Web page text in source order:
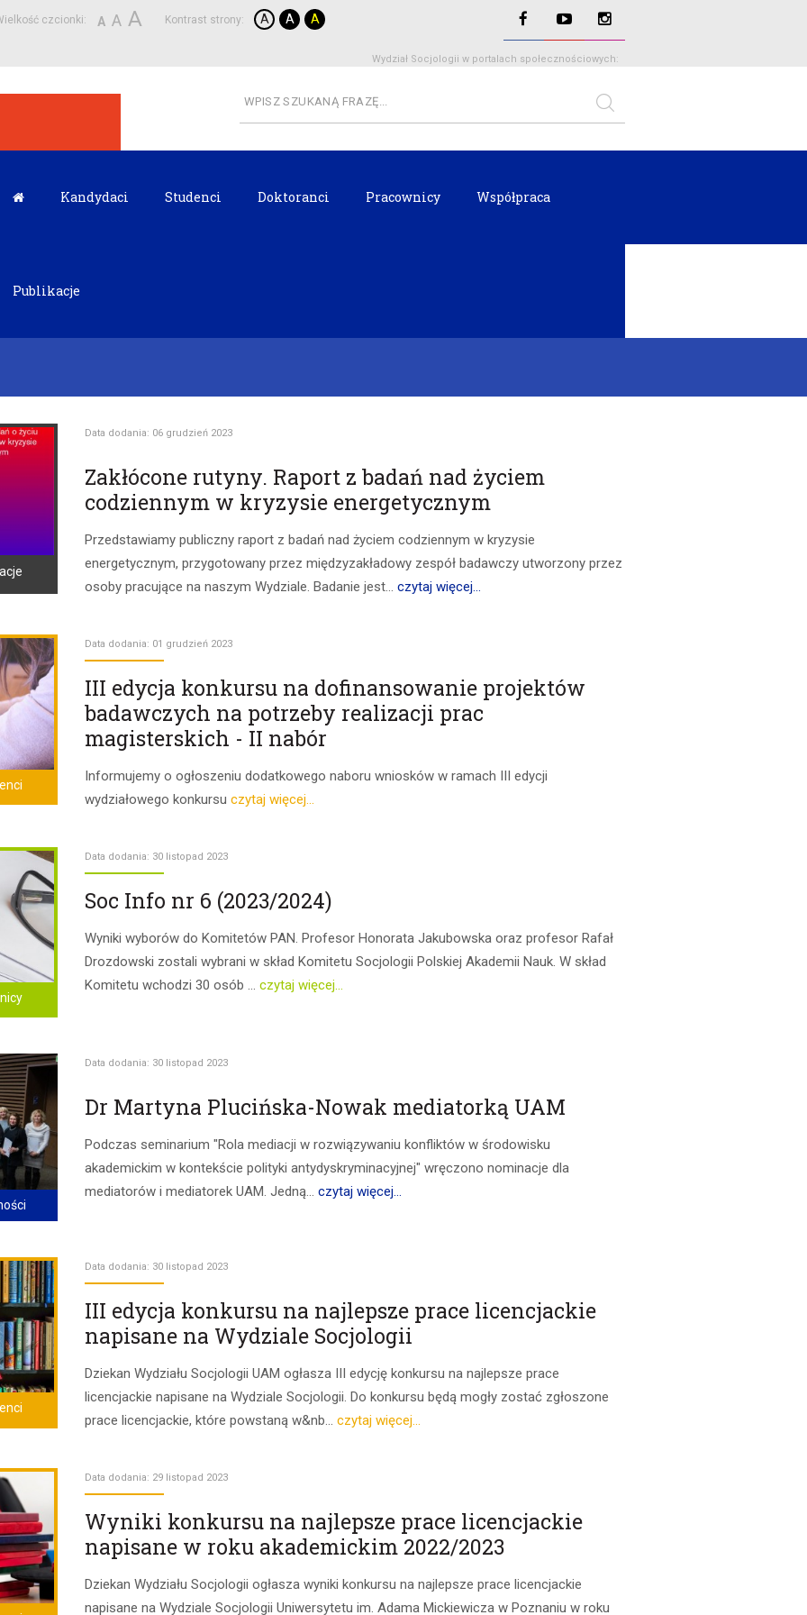
czcionki: A A A Kontrast strony: A A A
Wydział Socjologii w portalach społecznościowych:
Kandydaci Studenci Doktoranci Pracownicy Współpraca
Publikacje
Data dodania: 06 grudzień 2023
Zakłócone rutyny. Raport z badań nad życiem
codziennym w kryzysie energetycznym
Przedstawiamy publiczny raport z badań nad życiem codziennym w kryzysie
energetycznym, przygotowany przez międzyzakładowy zespół badawczy utworzony przez
osoby pracujące na naszym Wydziale. Badanie jest...czytaj więcej...
Data dodania: 01 grudzień 2023
III edycja konkursu na dofinansowanie projektów
badawczych na potrzeby realizacji prac
magisterskich - II nabór
Informujemy o ogłoszeniu dodatkowego naboru wniosków w ramach III edycji
wydziałowego konkursuczytaj więcej...
Data dodania: 30 listopad 2023
Soc Info nr 6 (2023/2024)
Wyniki wyborów do Komitetów PAN. Profesor Honorata Jakubowska oraz profesor Rafał
Drozdowski zostali wybrani w skład Komitetu Socjologii Polskiej Akademii Nauk. W skład
Komitetu wchodzi 30 osób ...czytaj więcej...
Data dodania: 30 listopad 2023
Dr Martyna Plucińska-Nowak mediatorką UAM
Podczas seminarium "Rola mediacji w rozwiązywaniu konfliktów w środowisku
akademickim w kontekście polityki antydyskryminacyjnej" wręczono nominacje dla
mediatorów i mediatorek UAM. Jedną...czytaj więcej...
Data dodania: 30 listopad 2023
III edycja konkursu na najlepsze prace licencjackie
napisane na Wydziale Socjologii
Dziekan Wydziału Socjologii UAM ogłasza III edycję konkursu na najlepsze prace
licencjackie napisane na Wydziale Socjologii. Do konkursu będą mogły zostać zgłoszone
prace licencjackie, które powstaną w&nb...czytaj więcej...
Data dodania: 29 listopad 2023
Wyniki konkursu na najlepsze prace licencjackie
napisane w roku akademickim 2022/2023
Dziekan Wydziału Socjologii ogłasza wyniki konkursu na najlepsze prace licencjackie
napisane na Wydziale Socjologii Uniwersytetu im. Adama Mickiewicza w Poznaniu w roku